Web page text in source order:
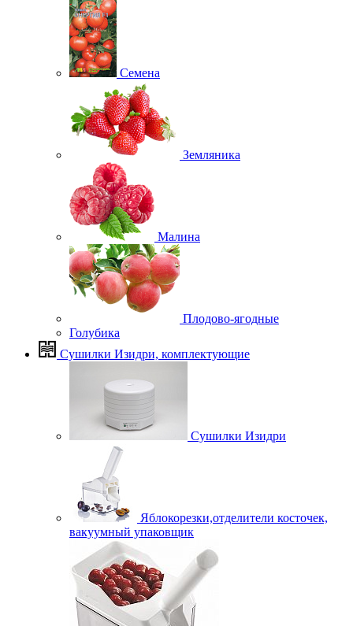
Семена
Земляника
Малина
Плодово-ягодные
Голубика
Сушилки Изидри, комплектующие
Сушилки Изидри
Яблокорезки,отделители косточек,
вакуумный упаковщик